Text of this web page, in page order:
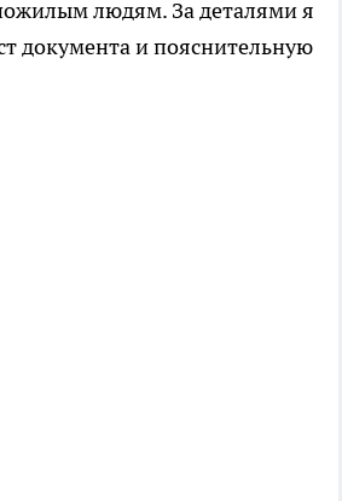
людям. За деталями я
документа и пояснительную